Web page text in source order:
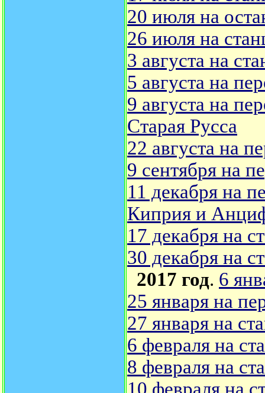
20 июля на
26 июля на
3 августа на
5 августа на
9 августа на
Старая Русса
22 августа на
9 сентября на
11 декабря на
Киприя и
17 декабря на
30 декабря на
2017 год. 6
25 января на
27 января на
6 февраля на
8 февраля на